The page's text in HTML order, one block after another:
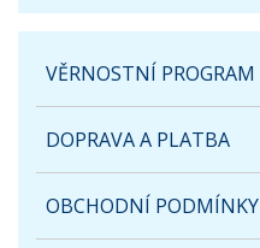
VĚRNOSTNÍ PROGRAM
DOPRAVA A PLATBA
OBCHODNÍ PODMÍNKY